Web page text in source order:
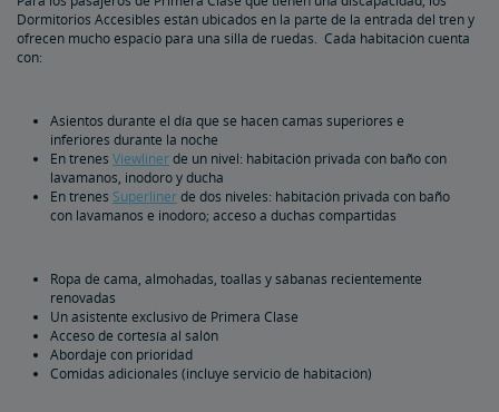
Dormitorios Accesibles están ubicados en la parte de la entrada del tren y
ofrecen mucho espacio para una silla de ruedas. Cada habitación cuenta
con:
Asientos durante el día que se hacen camas superiores e
inferiores durante la noche
En trenes Viewlinerde un nivel: habitación privada con baño con
lavamanos, inodoro y ducha
En trenes Superlinerde dos niveles: habitación privada con baño
con lavamanos e inodoro; acceso a duchas compartidas
Ropa de cama, almohadas, toallas y sábanas recientemente
renovadas
Un asistente exclusivo de Primera Clase
Acceso de cortesía al salón
Abordaje con prioridad
Comidas adicionales (incluye servicio de habitación)